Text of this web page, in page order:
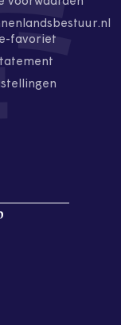
favoriet